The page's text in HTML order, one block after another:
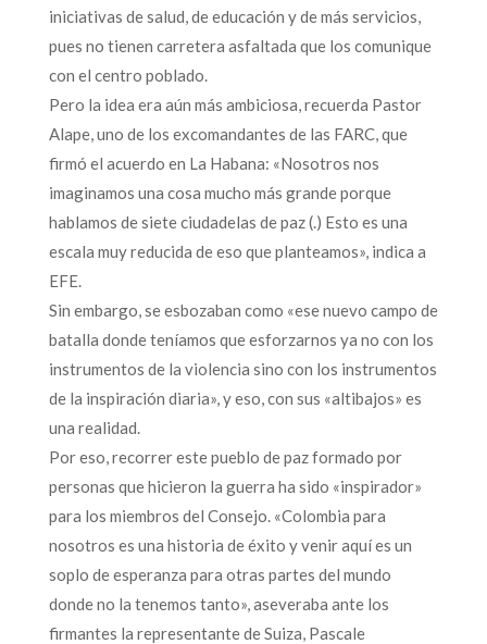
iniciativas de salud, de educación y de más servicios,
pues no tienen carretera asfaltada que los comunique
con el centro poblado.
Pero la idea era aún más ambiciosa, recuerda Pastor
Alape, uno de los excomandantes de las FARC, que
firmó el acuerdo en La Habana: «Nosotros nos
imaginamos una cosa mucho más grande porque
hablamos de siete ciudadelas de paz (.) Esto es una
escala muy reducida de eso que planteamos», indica a
EFE.
Sin embargo, se esbozaban como «ese nuevo campo de
batalla donde teníamos que esforzarnos ya no con los
instrumentos de la violencia sino con los instrumentos
de la inspiración diaria», y eso, con sus «altibajos» es
una realidad.
Por eso, recorrer este pueblo de paz formado por
personas que hicieron la guerra ha sido «inspirador»
para los miembros del Consejo. «Colombia para
nosotros es una historia de éxito y venir aquí es un
soplo de esperanza para otras partes del mundo
donde no la tenemos tanto», aseveraba ante los
firmantes la representante de Suiza, Pascale